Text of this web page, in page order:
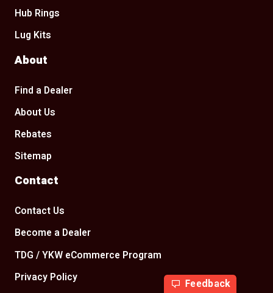
Hub Rings
Lug Kits
About
Find a Dealer
About Us
Rebates
Sitemap
Contact
Contact Us
Become a Dealer
TDG / YKW eCommerce Program
Privacy Policy